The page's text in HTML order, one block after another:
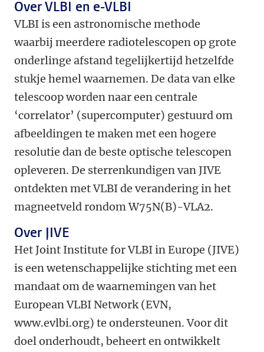
Over VLBI en e-VLBI
VLBI is een astronomische methode
waarbij meerdere radiotelescopen op grote
onderlinge afstand tegelijkertijd hetzelfde
stukje hemel waarnemen. De data van elke
telescoop worden naar een centrale
‘correlator’ (supercomputer) gestuurd om
afbeeldingen te maken met een hogere
resolutie dan de beste optische telescopen
opleveren. De sterrenkundigen van JIVE
ontdekten met VLBI de verandering in het
magneetveld rondom W75N(B)-VLA2.
Over JIVE
Het Joint Institute for VLBI in Europe (JIVE)
is een wetenschappelijke stichting met een
mandaat om de waarnemingen van het
European VLBI Network (EVN,
www.evlbi.org) te ondersteunen. Voor dit
doel onderhoudt, beheert en ontwikkelt